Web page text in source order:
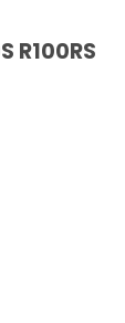
R100RS